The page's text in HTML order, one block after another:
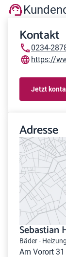
Kontakt
0234-
https://
Jetzt
Adresse
Sebastian
Bäder -
Am Vorort